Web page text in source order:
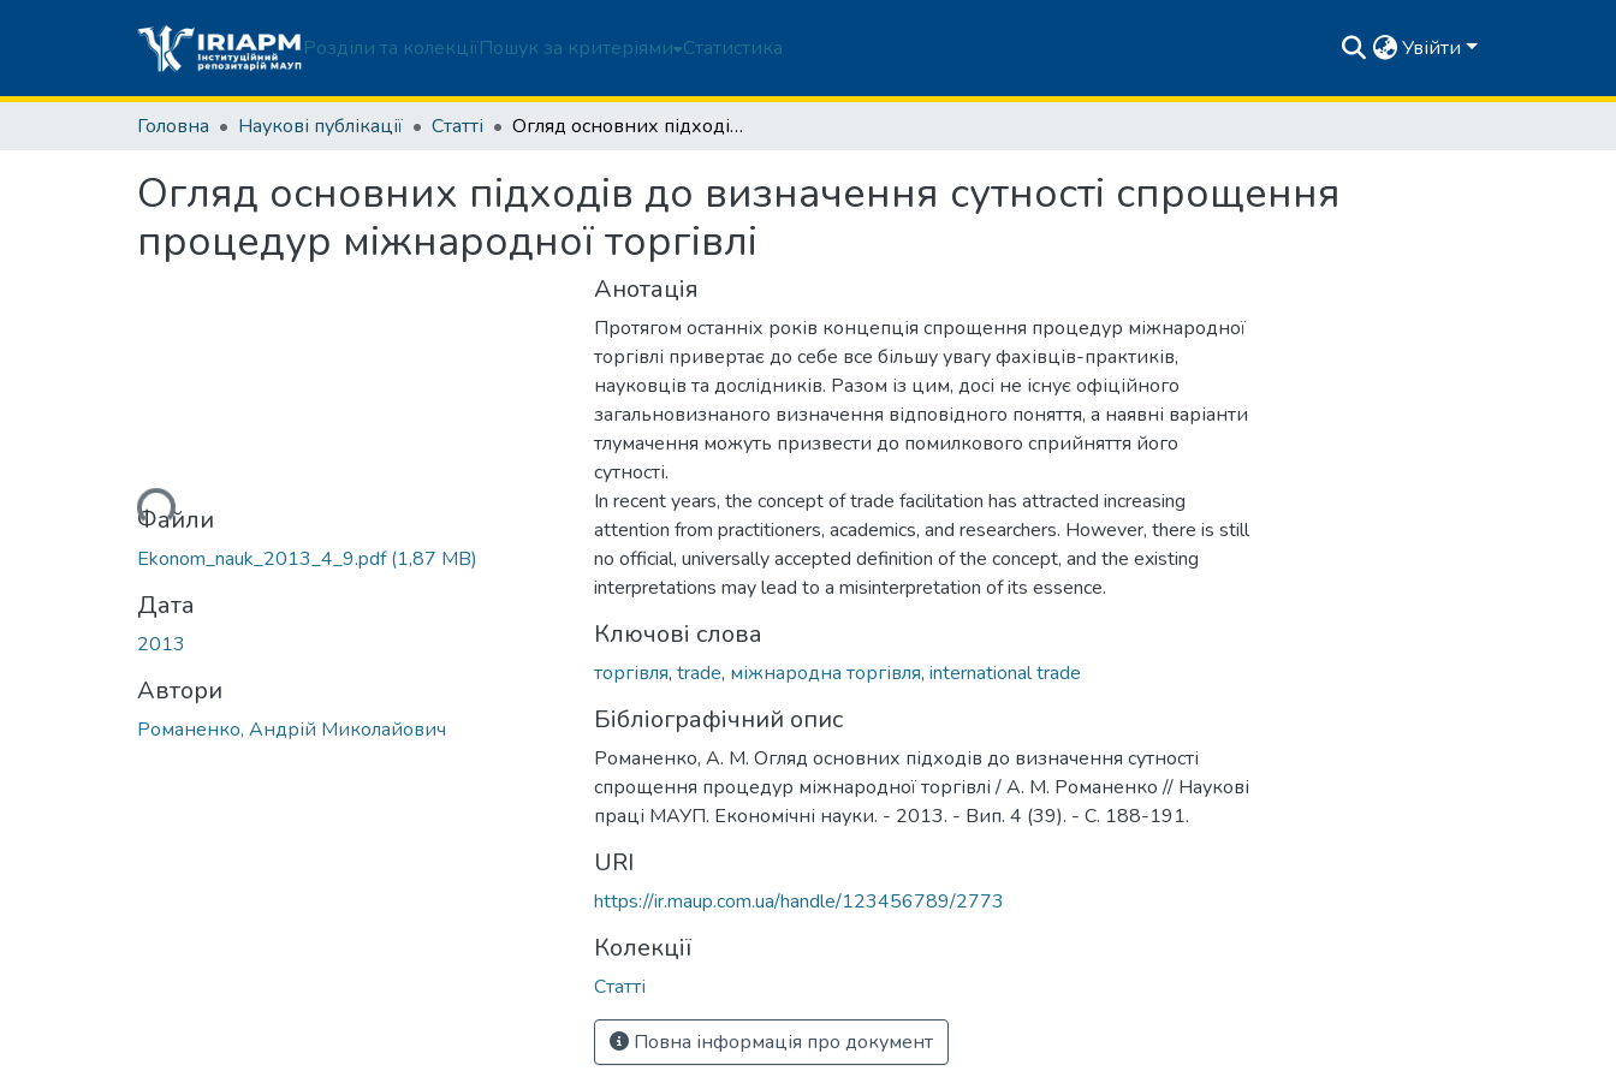
Розділи та колекціїПошук за критеріями Статистика Увійти
Головна Наукові публікації Статті Огляд основних підходів до визначення сутності спрощення процедур міжнародної торгівлі
Огляд основних підходів до визначення сутності спрощення
процедур міжнародної торгівлі
Вантажиться...Файли
Ekonom_nauk_2013_4_9.pdf(1,87 MB)
Дата
2013
Автори
Романенко, Андрій Миколайович
Анотація
Протягом останніх років концепція спрощення процедур міжнародної
торгівлі привертає до себе все більшу увагу фахівців-практиків,
науковців та дослідників. Разом із цим, досі не існує офіційного
загальновизнаного визначення відповідного поняття, а наявні варіанти
тлумачення можуть призвести до помилкового сприйняття його
сутності.
In recent years, the concept of trade facilitation has attracted increasing
attention from practitioners, academics, and researchers. However, there is still
no official, universally accepted definition of the concept, and the existing
interpretations may lead to a misinterpretation of its essence.
Ключові слова
торгівля, trade, міжнародна торгівля, international trade
Бібліографічний опис
Романенко, А. М. Огляд основних підходів до визначення сутності
спрощення процедур міжнародної торгівлі / А. М. Романенко // Наукові
праці МАУП. Економічні науки. - 2013. - Вип. 4 (39). - С. 188-191.
URI
https://ir.maup.com.ua/handle/123456789/2773
Колекції
Статті
Повна інформація про документ